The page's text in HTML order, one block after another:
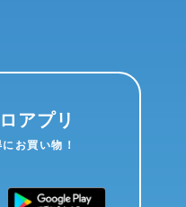
アプリ
お買い物！